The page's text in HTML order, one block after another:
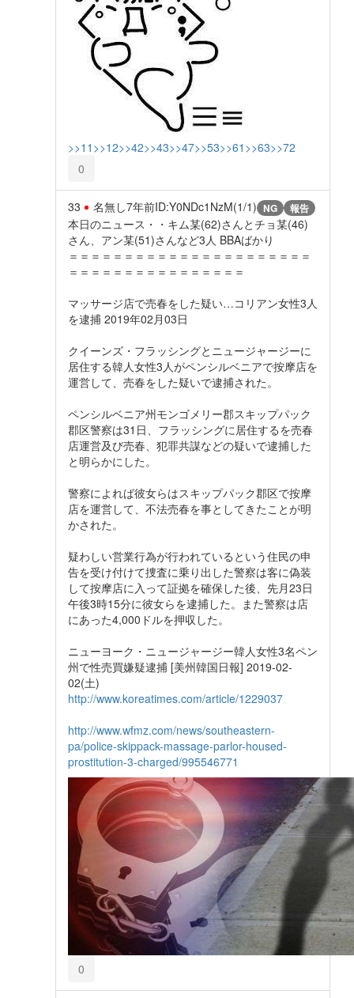
>>11 >>12>>42>>43>>47>>53>>61 >>63>>72
0
33 名無し7年前ID:Y0NDc1NzM(1/1) NG 報告
本日のニュース・・キム某(62)さんとチョ某(46)
さん、アン某(51)さんなど3人 BBAばかり
＝＝＝＝＝＝＝＝＝＝＝＝＝＝＝＝＝＝＝＝＝＝
＝＝＝＝＝＝＝＝＝＝＝＝＝＝＝＝
マッサージ店で売春をした疑い…コリアン女性3人
を逮捕 2019年02月03日
クイーンズ・フラッシングとニュージャージーに
居住する韓人女性3人がペンシルベニアで按摩店を
運営して、売春をした疑いで逮捕された。
ペンシルベニア州モンゴメリー郡スキップパック
郡区警察は31日、フラッシングに居住するを売春
店運営及び売春、犯罪共謀などの疑いで逮捕した
と明らかにした。
警察によれば彼女らはスキップパック郡区で按摩
店を運営して、不法売春を事としてきたことが明
かされた。
疑わしい営業行為が行われているという住民の申
告を受け付けて捜査に乗り出した警察は客に偽装
して按摩店に入って証拠を確保した後、先月23日
午後3時15分に彼女らを逮捕した。また警察は店
にあった4,000ドルを押収した。
ニューヨーク・ニュージャージー韓人女性3名ペン
州で性売買嫌疑逮捕 [美州韓国日報] 2019-02-
02(土)
http://www.koreatimes.com/article/1229037
http://www.wfmz.com/news/southeastern-
pa/police-skippack-massage-parlor-housed-
prostitution-3-charged/995546771
0